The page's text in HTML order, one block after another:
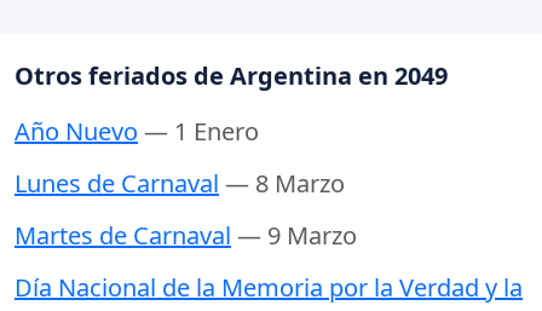
Otros feriados de Argentina en 2049
Año Nuevo — 1 Enero
Lunes de Carnaval — 8 Marzo
Martes de Carnaval — 9 Marzo
Día Nacional de la Memoria por la Verdad y la